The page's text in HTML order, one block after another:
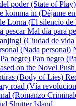
Mal día para
Pan negro